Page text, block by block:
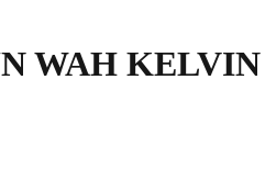
WAH KELVIN